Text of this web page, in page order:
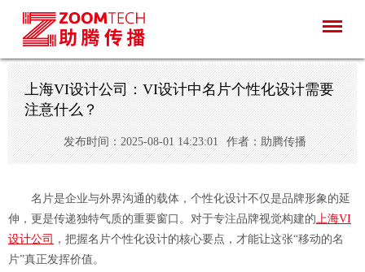
上海VI设计公司：VI设计中名片个性化设计需要
注意什么？
发布时间：2025-08-01 14:23:01 作者：助腾传播
名片是企业与外界沟通的载体，个性化设计不仅是品牌形象的延
伸，更是传递独特气质的重要窗口。对于专注品牌视觉构建的上海VI
设计公司
，把握名片个性化设计的核心要点，才能让这张“移动的名
片”真正发挥价值。